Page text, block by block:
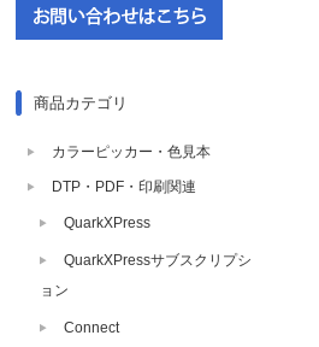
商品カテゴリ
カラーピッカー・色見本
DTP・PDF・印刷関連
QuarkXPress
QuarkXPressサブスクリプシ
ョン
Connect